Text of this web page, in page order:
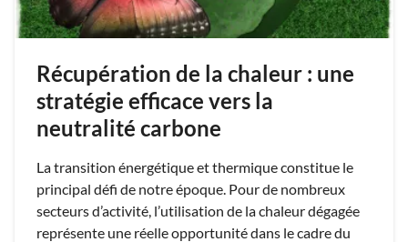
Récupération de la chaleur : une
stratégie efficace vers la
neutralité carbone
La transition énergétique et thermique constitue le
principal défi de notre époque. Pour de nombreux
secteurs d’activité, l’utilisation de la chaleur dégagée
représente une réelle opportunité dans le cadre du